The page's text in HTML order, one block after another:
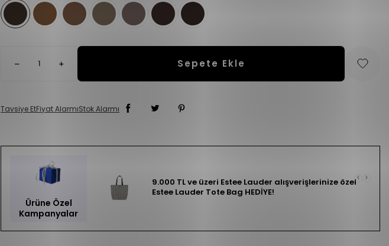
Sepete Ekle
Tavsiye EtFiyat AlarmıStok Alarmı
Ürüne Özel
Kampanyalar
9.000 TL ve üzeri Estee Lauder alışverişlerinize özel
Estee Lauder Tote Bag HEDİYE!